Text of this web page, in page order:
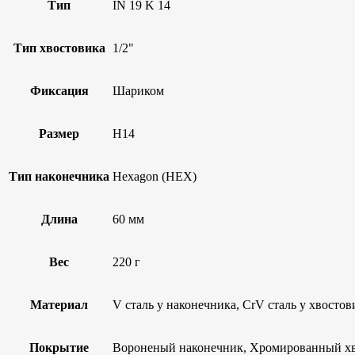
Тип IN 19 K 14
Тип хвостовика 1/2"
Фиксация Шариком
Размер H14
Тип наконечника Hexagon (HEX)
Длина 60 мм
Вес 220 г
Материал V сталь у наконечника, CrV сталь у
Покрытие Вороненый наконечник, Хромированный